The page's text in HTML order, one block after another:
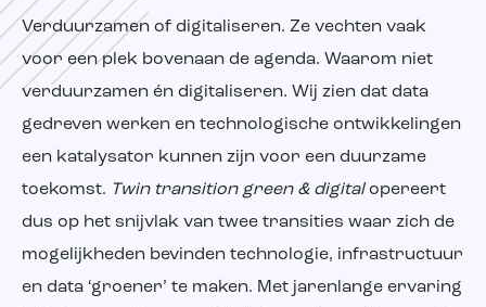
Inspiratiereis
Over ons
Verduurzamen of digitaliseren. Ze vechten vaak
voor een plek bovenaan de agenda. Waarom niet
verduurzamen én digitaliseren. Wij zien dat data
gedreven werken en technologische ontwikkelingen
een katalysator kunnen zijn voor een duurzame
toekomst. Twin transition green & digitalopereert
dus op het snijvlak van twee transities waar zich de
mogelijkheden bevinden technologie, infrastructuur
en data ‘groener’ te maken. Met jarenlange ervaring